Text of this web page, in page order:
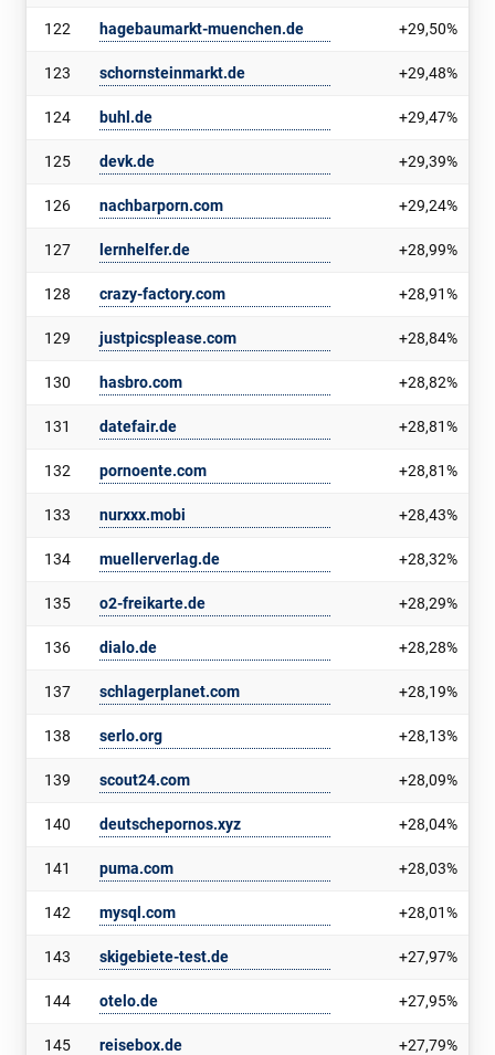
122 hagebaumarkt-muenchen.de +29,50%
123 schornsteinmarkt.de +29,48%
124 buhl.de +29,47%
125 devk.de +29,39%
126 nachbarporn.com +29,24%
127 lernhelfer.de +28,99%
128 crazy-factory.com +28,91%
129 justpicsplease.com +28,84%
130 hasbro.com +28,82%
131 datefair.de +28,81%
132 pornoente.com +28,81%
133 nurxxx.mobi +28,43%
134 muellerverlag.de +28,32%
135 o2-freikarte.de +28,29%
136 dialo.de +28,28%
137 schlagerplanet.com +28,19%
138 serlo.org +28,13%
139 scout24.com +28,09%
140 deutschepornos.xyz +28,04%
141 puma.com +28,03%
142 mysql.com +28,01%
143 skigebiete-test.de +27,97%
144 otelo.de +27,95%
145 reisebox.de +27,79%